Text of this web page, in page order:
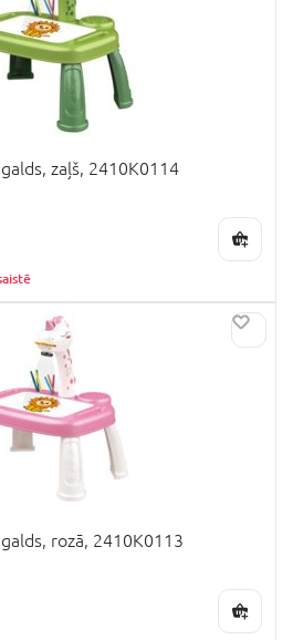
zaļš, 2410K0114
rozā, 2410K0113